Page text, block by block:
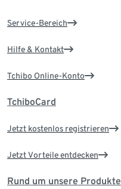
Service-Bereich
Hilfe & Kontakt
Tchibo Online-Konto
TchiboCard
Jetzt kostenlos registrieren
Jetzt Vorteile entdecken
Rund um unsere Produkte